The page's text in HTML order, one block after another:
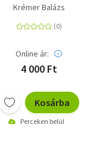
társadalmi
annak hanyatlásáról
Krémer Balázs
Online ár:
4 000 Ft
Kosárba
Perceken belül